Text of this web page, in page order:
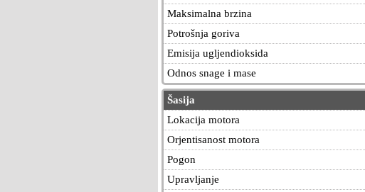
Maksimalna brzina
Potrošnja goriva
Emisija ugljendioksida
Odnos snage i mase
Šasija
Lokacija motora
Orjentisanost motora
Pogon
Upravljanje